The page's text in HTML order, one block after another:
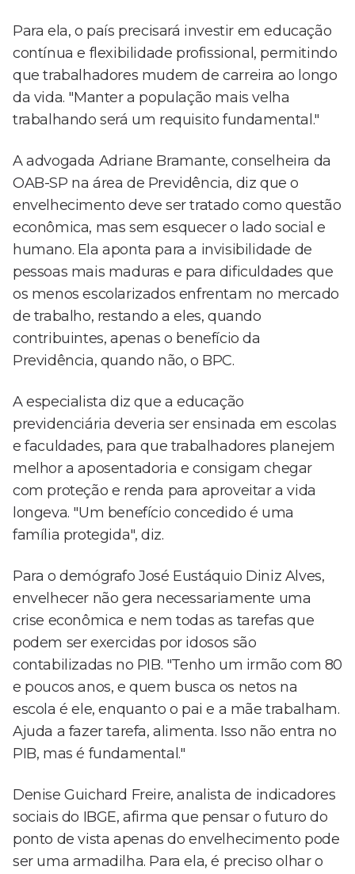
Para ela, o país precisará investir em educação
contínua e flexibilidade profissional, permitindo
que trabalhadores mudem de carreira ao longo
da vida. "Manter a população mais velha
trabalhando será um requisito fundamental."
A advogada Adriane Bramante, conselheira da
OAB-SP na área de Previdência, diz que o
envelhecimento deve ser tratado como questão
econômica, mas sem esquecer o lado social e
humano. Ela aponta para a invisibilidade de
pessoas mais maduras e para dificuldades que
os menos escolarizados enfrentam no mercado
de trabalho, restando a eles, quando
contribuintes, apenas o benefício da
Previdência, quando não, o BPC.
A especialista diz que a educação
previdenciária deveria ser ensinada em escolas
e faculdades, para que trabalhadores planejem
melhor a aposentadoria e consigam chegar
com proteção e renda para aproveitar a vida
longeva. "Um benefício concedido é uma
família protegida", diz.
Para o demógrafo José Eustáquio Diniz Alves,
envelhecer não gera necessariamente uma
crise econômica e nem todas as tarefas que
podem ser exercidas por idosos são
contabilizadas no PIB. "Tenho um irmão com 80
e poucos anos, e quem busca os netos na
escola é ele, enquanto o pai e a mãe trabalham.
Ajuda a fazer tarefa, alimenta. Isso não entra no
PIB, mas é fundamental."
Denise Guichard Freire, analista de indicadores
sociais do IBGE, afirma que pensar o futuro do
ponto de vista apenas do envelhecimento pode
ser uma armadilha. Para ela, é preciso olhar o